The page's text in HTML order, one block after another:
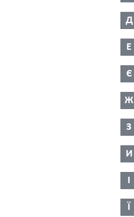
Д
Е
Є
Ж
З
И
І
Ї